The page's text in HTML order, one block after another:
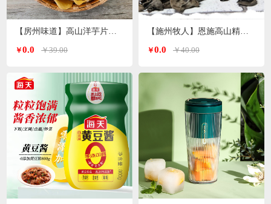
￥0.0 ￥39.00 ￥0.0 ￥40.00